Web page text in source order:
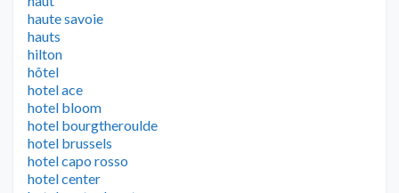
haute savoie
hauts
hilton
hôtel
hotel ace
hotel bloom
hotel bourgtheroulde
hotel brussels
hotel capo rosso
hotel center